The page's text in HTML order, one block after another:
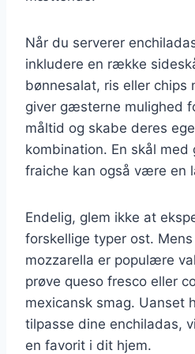
Når du serverer
inkludere en række
bønnesalat, ris eller chips
giver gæsterne mulighed
måltid og skabe deres
kombination. En skål med
fraiche kan også være en
Endelig, glem ikke at
forskellige typer ost.
mozzarella er populære
prøve queso fresco eller
mexicansk smag. Uanset
tilpasse dine enchiladas,
en favorit i dit hjem.